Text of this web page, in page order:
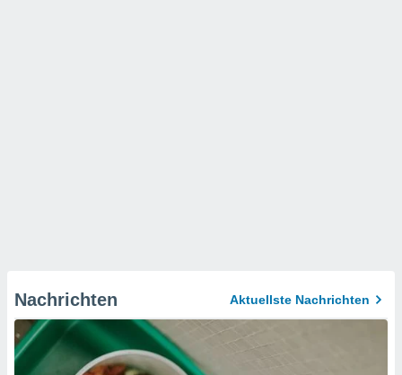
Nachrichten Aktuellste Nachrichten